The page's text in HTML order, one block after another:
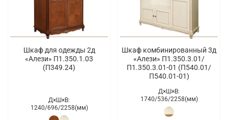
Шкаф для одежды 2д
«Алези» П1.350.1.03
(П349.24)
Д×Ш×В:
1240/696/2258(мм)
Шкаф комбинированный 3д
«Алези» П1.350.3.01/
П1.350.3.01-01 (П540.01/
П540.01-01)
Д×Ш×В:
1740/536/2258(мм)